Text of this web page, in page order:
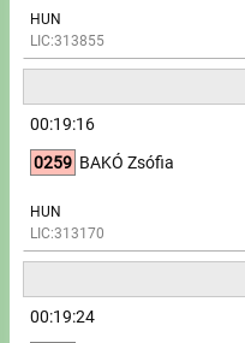
HUN
LIC:313855
00:19:16
0259 BAKÓ Zsófia
HUN
LIC:313170
00:19:24